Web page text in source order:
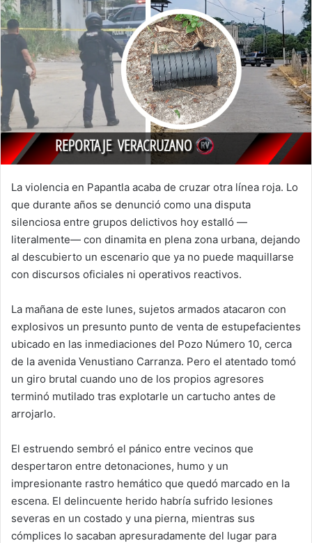
La violencia en Papantla acaba de cruzar otra línea roja. Lo
que durante años se denunció como una disputa
silenciosa entre grupos delictivos hoy estalló —
literalmente— con dinamita en plena zona urbana, dejando
al descubierto un escenario que ya no puede maquillarse
con discursos oficiales ni operativos reactivos.
La mañana de este lunes, sujetos armados atacaron con
explosivos un presunto punto de venta de estupefacientes
ubicado en las inmediaciones del Pozo Número 10, cerca
de la avenida Venustiano Carranza. Pero el atentado tomó
un giro brutal cuando uno de los propios agresores
terminó mutilado tras explotarle un cartucho antes de
arrojarlo.
El estruendo sembró el pánico entre vecinos que
despertaron entre detonaciones, humo y un
impresionante rastro hemático que quedó marcado en la
escena. El delincuente herido habría sufrido lesiones
severas en un costado y una pierna, mientras sus
cómplices lo sacaban apresuradamente del lugar para